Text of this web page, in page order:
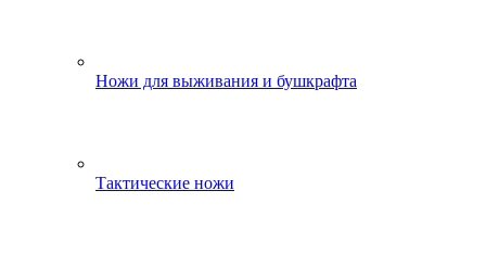
Ножи для выживания и бушкрафта
Тактические ножи